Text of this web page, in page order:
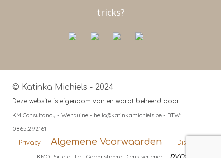
tricks?
© Katinka Michiels - 2024
Deze website is eigendom van en wordt beheerd door:
KM Consultancy - Wenduine - hello@katinkamichiels.be - BTW:
0865.292.161
Privacy Algemene Voorwaarden Disclaimer
KMO Portefeuille - Geregistreerd Dienstverlener - DV.O243958